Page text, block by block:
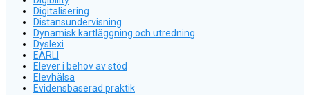
Digitalisering
Distansundervisning
Dynamisk kartläggning och utredning
Dyslexi
EARLI
Elever i behov av stöd
Elevhälsa
Evidensbaserad praktik